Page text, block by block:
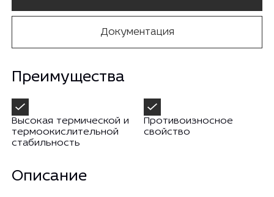
Документация
Преимущества
Высокая термической и
термоокислительной
стабильность
Противоизносное
свойство
Описание